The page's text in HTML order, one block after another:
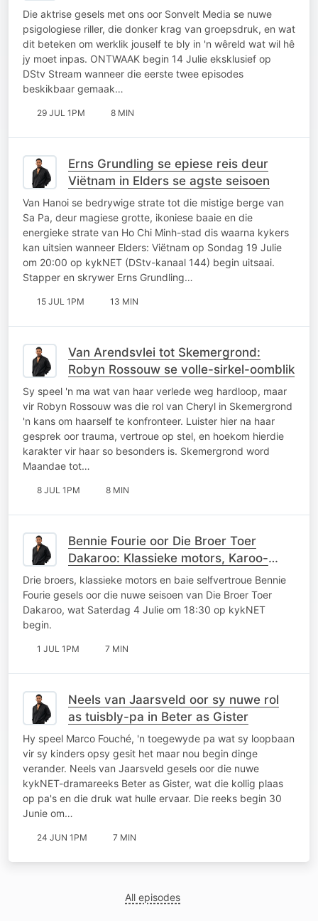
behoort?"
Die aktrise gesels met ons oor Sonvelt Media se nuwe
psigologiese riller, die donker krag van groepsdruk, en wat
dit beteken om werklik jouself te bly in 'n wêreld wat wil hê
jy moet inpas. ONTWAAK begin 14 Julie eksklusief op
DStv Stream wanneer die eerste twee episodes
beskikbaar gemaak…
29 JUL 1PM 8 MIN
Erns Grundling se epiese reis deur
Viëtnam in Elders se agste seisoen
Van Hanoi se bedrywige strate tot die mistige berge van
Sa Pa, deur magiese grotte, ikoniese baaie en die
energieke strate van Ho Chi Minh-stad dis waarna kykers
kan uitsien wanneer Elders: Viëtnam op Sondag 19 Julie
om 20:00 op kykNET (DStv-kanaal 144) begin uitsaai.
Stapper en skrywer Erns Grundling…
15 JUL 1PM 13 MIN
Van Arendsvlei tot Skemergrond:
Robyn Rossouw se volle-sirkel-oomblik
Sy speel 'n ma wat van haar verlede weg hardloop, maar
vir Robyn Rossouw was die rol van Cheryl in Skemergrond
'n kans om haarself te konfronteer. Luister hier na haar
gesprek oor trauma, vertroue op stel, en hoekom hierdie
karakter vir haar so besonders is. Skemergrond word
Maandae tot…
8 JUL 1PM 8 MIN
Bennie Fourie oor Die Broer Toer
Dakaroo: Klassieke motors, Karoo-
kaskenades en broerlike kompetisie
Drie broers, klassieke motors en baie selfvertroue Bennie
Fourie gesels oor die nuwe seisoen van Die Broer Toer
Dakaroo, wat Saterdag 4 Julie om 18:30 op kykNET
begin.
1 JUL 1PM 7 MIN
Neels van Jaarsveld oor sy nuwe rol
as tuisbly-pa in Beter as Gister
Hy speel Marco Fouché, 'n toegewyde pa wat sy loopbaan
vir sy kinders opsy gesit het maar nou begin dinge
verander. Neels van Jaarsveld gesels oor die nuwe
kykNET-dramareeks Beter as Gister, wat die kollig plaas
op pa's en die druk wat hulle ervaar. Die reeks begin 30
Junie om…
24 JUN 1PM 7 MIN
All episodes